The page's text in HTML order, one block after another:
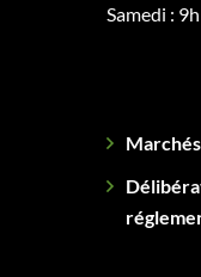
Samedi :